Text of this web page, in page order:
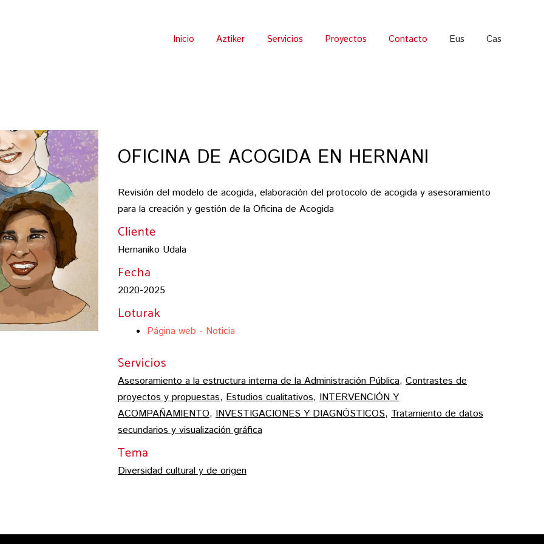
Inicio Aztiker Servicios Proyectos Contacto Eus Cas
OFICINA DE ACOGIDA EN HERNANI
Revisión del modelo de acogida, elaboración del protocolo de acogida y asesoramiento
para la creación y gestión de la Oficina de Acogida
Cliente
Hernaniko Udala
Fecha
2020-2025
Loturak
Página web - Noticia
Servicios
Asesoramiento a la estructura interna de la Administración Pública, Contrastes de
proyectos y propuestas, Estudios cualitativos, INTERVENCIÓN Y
ACOMPAÑAMIENTO, INVESTIGACIONES Y DIAGNÓSTICOS, Tratamiento de datos
secundarios y visualización gráfica
Tema
Diversidad cultural y de origen